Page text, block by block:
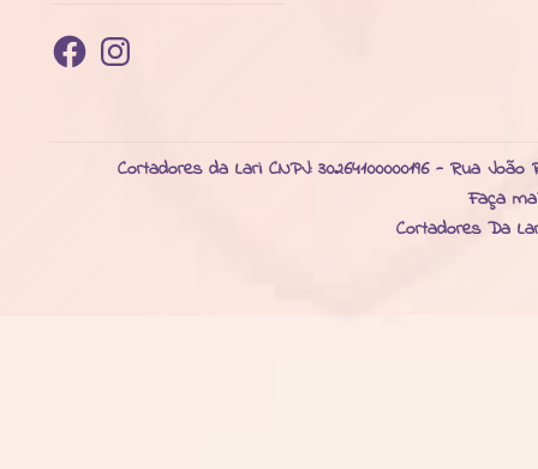
FacebookInstagram
Cortadores da Lari CNPJ: 30264100000196 - Rua
Faça
Cortadores Da